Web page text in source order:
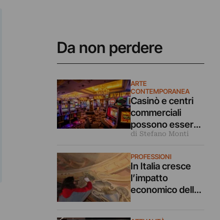
Da non perdere
ARTE
CONTEMPORANEA
Casinò e centri
commerciali
possono essere
luoghi di cultura?
di Stefano Monti
PROFESSIONI
In Italia cresce
l’impatto
economico della
cultura: nel